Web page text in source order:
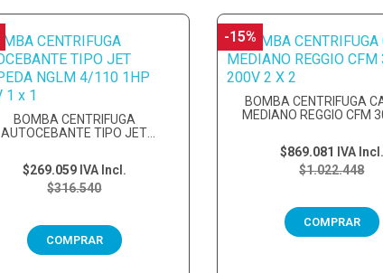
BOMBA CENTRIFUGA
AUTOCEBANTE TIPO JET
$316.540
$269.059 IVA Incl.
COMPRAR
BOMBA CENTRIFUGA
MEDIANO REGGIO CFM
$1.022.448
$869.081 IVA Incl.
COMPRAR
-15%